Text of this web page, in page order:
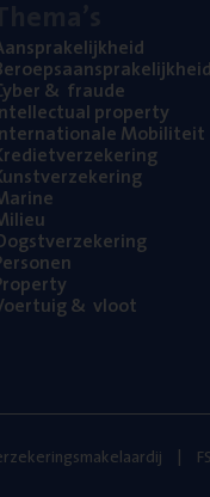
& fraude
property
Mobiliteit
& vloot